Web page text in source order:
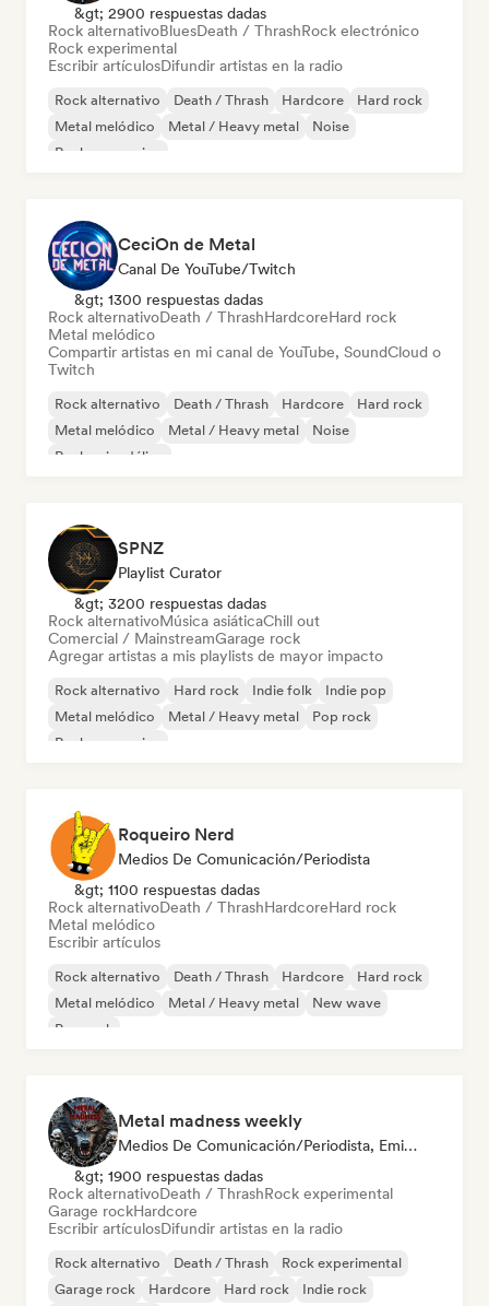
&gt; 2900 respuestas dadas
Rock alternativoBluesDeath / ThrashRock electrónico
Rock experimental
Escribir artículosDifundir artistas en la radio
Rock alternativo Death / Thrash Hardcore
Hard rock
Metal melódico
Metal / Heavy metal
Noise
Rock progresivo
CeciOn de Metal
Canal De YouTube/Twitch
&gt; 1300 respuestas dadas
Rock alternativoDeath / ThrashHardcoreHard rock
Metal melódico
Compartir artistas en mi canal de YouTube, SoundCloud o
Twitch
Rock alternativo Death / Thrash Hardcore
Hard rock
Metal melódico
Metal / Heavy metal
Noise
Rock psicodélico
SPNZ
Playlist Curator
&gt; 3200 respuestas dadas
Rock alternativoMúsica asiáticaChill out
Comercial / MainstreamGarage rock
Agregar artistas a mis playlists de mayor impacto
Rock alternativo Hard rock Indie folk
Indie pop
Metal melódico
Metal / Heavy metal
Pop rock
Rock progresivo
Roqueiro Nerd
Medios De Comunicación/Periodista
&gt; 1100 respuestas dadas
Rock alternativoDeath / ThrashHardcoreHard rock
Metal melódico
Escribir artículos
Rock alternativo Death / Thrash Hardcore
Hard rock
Metal melódico
Metal / Heavy metal
New wave
Pop rock
Metal madness weekly
Medios De Comunicación/Periodista, Emisoras De Radio
&gt; 1900 respuestas dadas
Rock alternativoDeath / ThrashRock experimental
Garage rockHardcore
Escribir artículosDifundir artistas en la radio
Rock alternativo Death / Thrash
Rock experimental
Garage rock
Hardcore Hard rock
Indie rock